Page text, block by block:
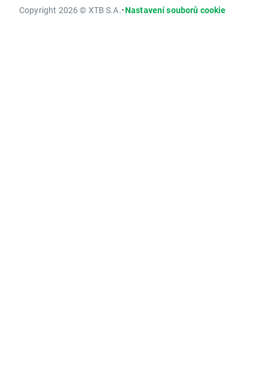
Copyright 2026 © XTB S.A.•Nastavení souborů cookie